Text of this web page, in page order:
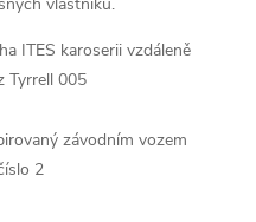
ITES karoserii vzdáleně
Tyrrell 005
závodním vozem
2